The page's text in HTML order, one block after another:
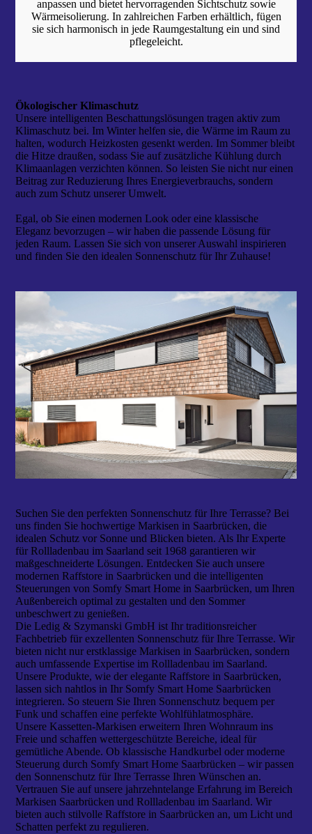
anpassen und bietet hervorragenden Sicht­schutz sowie
Wärmeisolierung. In zahlreichen Farben erhältlich, fügen
sie sich harmonisch in jede Raum­gestaltung ein und sind
pflegeleicht.
Ökologischer Klimaschutz
Unsere intelligenten Beschattungslösungen tragen aktiv zum
Klimaschutz bei. Im Winter helfen sie, die Wärme im Raum zu
halten, wodurch Heizkosten gesenkt werden. Im Sommer bleibt
die Hitze draußen, sodass Sie auf zusätzliche Kühlung durch
Klimaanlagen verzichten können. So leisten Sie nicht nur einen
Beitrag zur Reduzierung Ihres Energieverbrauchs, sondern
auch zum Schutz unserer Umwelt.
Egal, ob Sie einen modernen Look oder eine klassische
Eleganz bevorzugen – wir haben die passende Lösung für
jeden Raum. Lassen Sie sich von unserer Auswahl inspirieren
und finden Sie den idealen Sonnenschutz für Ihr Zuhause!
Suchen Sie den perfekten Sonnenschutz für Ihre Terrasse? Bei
uns finden Sie hochwertige Markisen in Saarbrücken, die
idealen Schutz vor Sonne und Blicken bieten. Als Ihr Experte
für Rollladenbau im Saarland seit 1968 garantieren wir
maßgeschneiderte Lösungen. Entdecken Sie auch unsere
modernen Raffstore in Saarbrücken und die intelligenten
Steuerungen von Somfy Smart Home in Saarbrücken, um Ihren
Außenbereich optimal zu gestalten und den Sommer
unbeschwert zu genießen.
Die Ledig & Szymanski GmbH ist Ihr traditionsreicher
Fachbetrieb für exzellenten Sonnenschutz für Ihre Terrasse. Wir
bieten nicht nur erstklassige Markisen in Saarbrücken, sondern
auch umfassende Expertise im Rollladenbau im Saarland.
Unsere Produkte, wie der elegante Raffstore in Saarbrücken,
lassen sich nahtlos in Ihr Somfy Smart Home Saarbrücken
integrieren. So steuern Sie Ihren Sonnenschutz bequem per
Funk und schaffen eine perfekte Wohlfühlatmosphäre.
Unsere Kassetten-Markisen erweitern Ihren Wohnraum ins
Freie und schaffen wettergeschützte Bereiche, ideal für
gemütliche Abende. Ob klassische Handkurbel oder moderne
Steuerung durch Somfy Smart Home Saarbrücken – wir passen
den Sonnenschutz für Ihre Terrasse Ihren Wünschen an.
Vertrauen Sie auf unsere jahrzehntelange Erfahrung im Bereich
Markisen Saarbrücken und Rollladenbau im Saarland. Wir
bieten auch stilvolle Raffstore in Saarbrücken an, um Licht und
Schatten perfekt zu regulieren.